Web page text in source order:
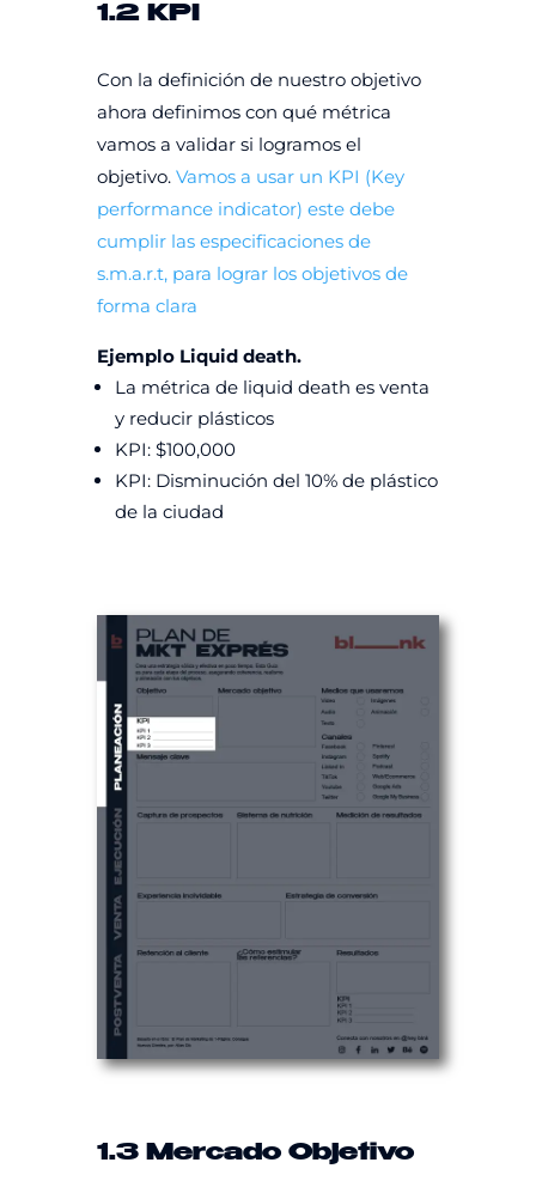
1.2 KPI
Con la definición de nuestro objetivo
ahora definimos con qué métrica
vamos a validar si logramos el
objetivo. Vamos a usar un KPI (Key
performance indicator) este debe
cumplir las especificaciones de
s.m.a.r.t, para lograr los objetivos de
forma clara
Ejemplo Liquid death.
La métrica de liquid death es venta
y reducir plásticos
KPI: $100,000
KPI: Disminución del 10% de plástico
de la ciudad
1.3 Mercado Objetivo